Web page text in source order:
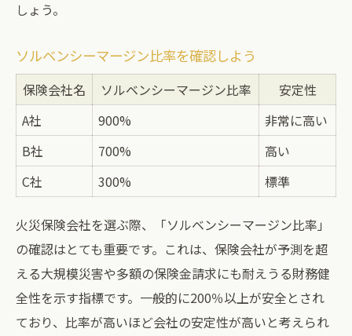
しょう。
ソルベンシーマージン比率を確認しよう
保険会社名 ソルベンシーマージン比率
安定性
A社
900%
非常に高い
B社
700%
高い
C社
300% 標準
火災保険会社を選ぶ際、「ソルベンシーマージン比率」
の確認はとても重要です。これは、保険会社が予測を超
える大規模災害や多額の保険金請求にも耐えうる財務健
全性を示す指標です。一般的に200％以上が安全とされ
ており、比率が高いほど会社の安定性が高いと考えられ